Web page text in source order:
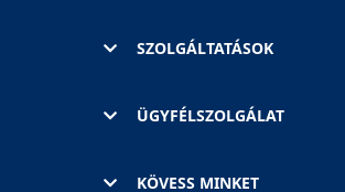
SZOLGÁLTATÁSOK
ÜGYFÉLSZOLGÁLAT
KÖVESS MINKET